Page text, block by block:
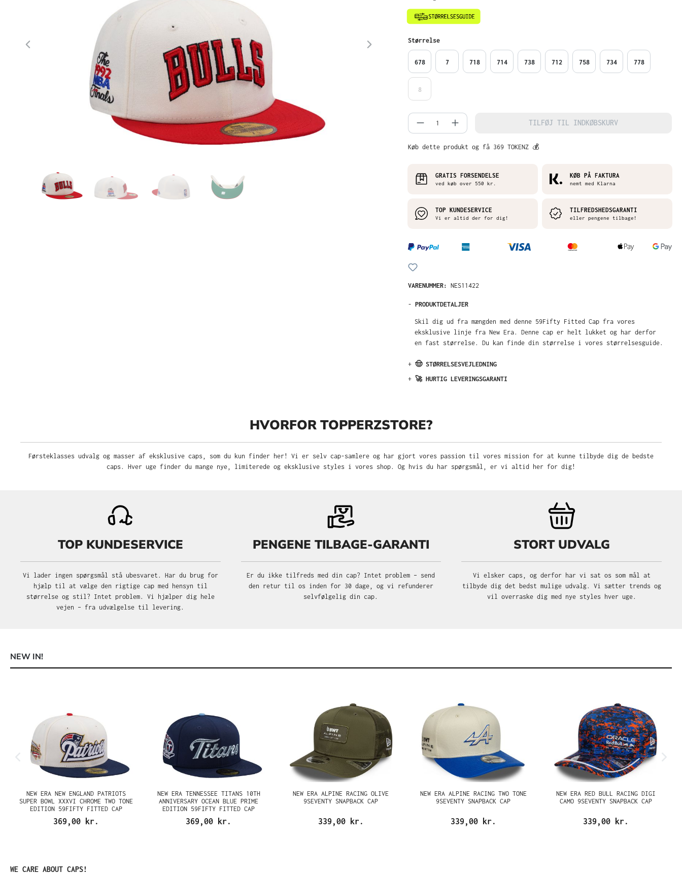
Vælg
Størrelse
678 7 718 714 738 712 758 734 778
8
Produktmængde: Indtast det ønskede beløb,
TILFØJ TIL INDKØBSKURV
Køb dette produkt og få 369 TOKENZ 💰
GRATIS FORSENDELSE
ved køb over 550 kr.
KØB PÅ FAKTURA
nemt med Klarna
TOP KUNDESERVICE
Vi er altid der for dig!
TILFREDSHEDSGARANTI
eller pengene tilbage!
VARENUMMER: NES11422
- PRODUKTDETALJER
Skil dig ud fra mængden med denne 59Fifty Fitted Cap fra vores
eksklusive linje fra New Era. Denne cap er helt lukket og har derfor
en fast størrelse. Du kan finde din størrelse i vores størrelsesguide.
+ 🤠 STØRRELSESVEJLEDNING
+ 🚀 HURTIG LEVERINGSGARANTI
HVORFOR TOPPERZSTORE?
Førsteklasses udvalg og masser af eksklusive caps, som du kun finder her! Vi er selv cap-samlere og har gjort vores passion til vores mission for at kunne tilbyde dig de bedste
caps. Hver uge finder du mange nye, limiterede og eksklusive styles i vores shop. Og hvis du har spørgsmål, er vi altid her for dig!
TOP KUNDESERVICE
Vi lader ingen spørgsmål stå ubesvaret. Har du brug for
hjælp til at vælge den rigtige cap med hensyn til
størrelse og stil? Intet problem. Vi hjælper dig hele
vejen – fra udvælgelse til levering.
PENGENE TILBAGE-GARANTI
Er du ikke tilfreds med din cap? Intet problem – send
den retur til os inden for 30 dage, og vi refunderer
selvfølgelig din cap.
STORT UDVALG
Vi elsker caps, og derfor har vi sat os som mål at
tilbyde dig det bedst mulige udvalg. Vi sætter trends og
vil overraske dig med nye styles hver uge.
NEW IN!
NEW ERA NEW ENGLAND PATRIOTS
SUPER BOWL XXXVI CHROME TWO TONE
EDITION 59FIFTY FITTED CAP
369,00 kr.
NEW ERA TENNESSEE TITANS 10TH
ANNIVERSARY OCEAN BLUE PRIME
EDITION 59FIFTY FITTED CAP
369,00 kr.
NEW ERA ALPINE RACING OLIVE
9SEVENTY SNAPBACK CAP
339,00 kr.
NEW ERA ALPINE RACING TWO TONE
9SEVENTY SNAPBACK CAP
339,00 kr.
NEW ERA RED BULL RACING DIGI
CAMO 9SEVENTY SNAPBACK CAP
339,00 kr.
Spring produktgalleriet over
WE CARE ABOUT CAPS!